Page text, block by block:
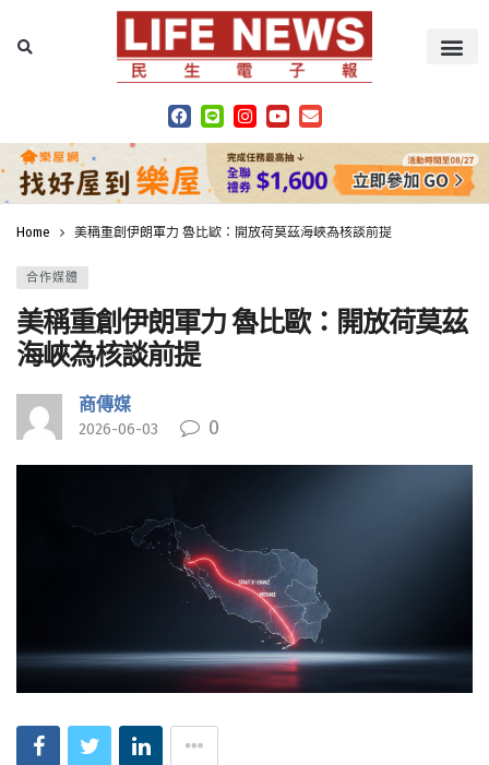
Home 美稱重創伊朗軍力 魯比歐：開放荷莫茲海峽為核談前提
合作媒體
美稱重創伊朗軍力 魯比歐：開放荷莫茲
海峽為核談前提
商傳媒
2026-06-03 0